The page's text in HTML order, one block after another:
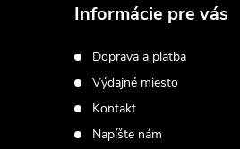
Informácie pre vás
Doprava a platba
Výdajné miesto
Kontakt
Napíšte nám